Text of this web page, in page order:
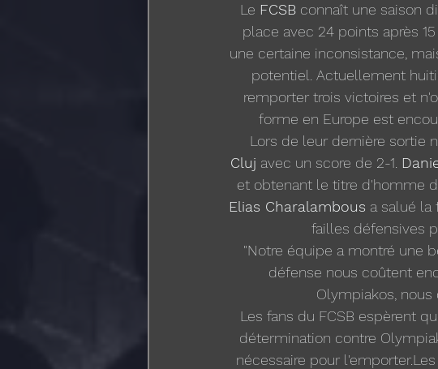
Le FCSB connaît une saison
place avec 24 points après
une certaine inconsistance,
potentiel. Actuellement
remporter trois victoires et
forme en Europe est
Lors de leur dernière sortie
Cluj avec un score de 2-1.
et obtenant le titre d'homme
Elias Charalambous a salué
failles défensives
"Notre équipe a montré une
défense nous coûtent
Olympiakos, nous
Les fans du FCSB espèrent
détermination contre
nécessaire pour